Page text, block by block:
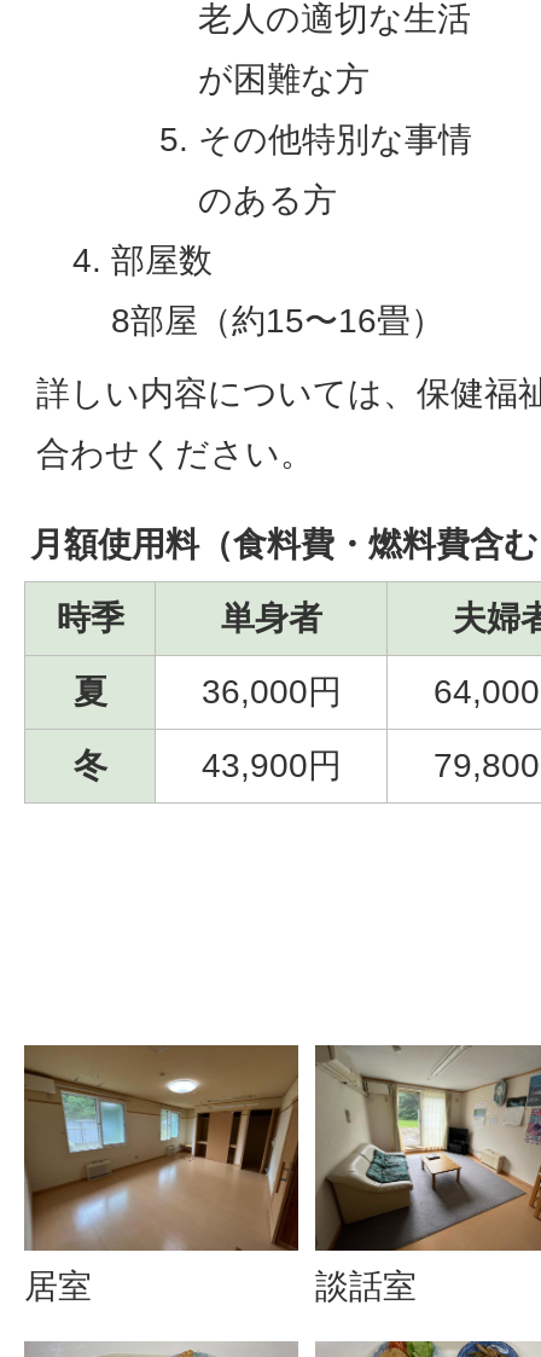
老人の適切な生活
が困難な方
その他特別な事情
のある方
部屋数
8部屋（約15〜16畳）
詳しい内容については、保健福
合わせください。
月額使用料（食料費・燃料費含
時季
単身者
夫婦
夏
36,000円
冬
43,900円
居室 談話室